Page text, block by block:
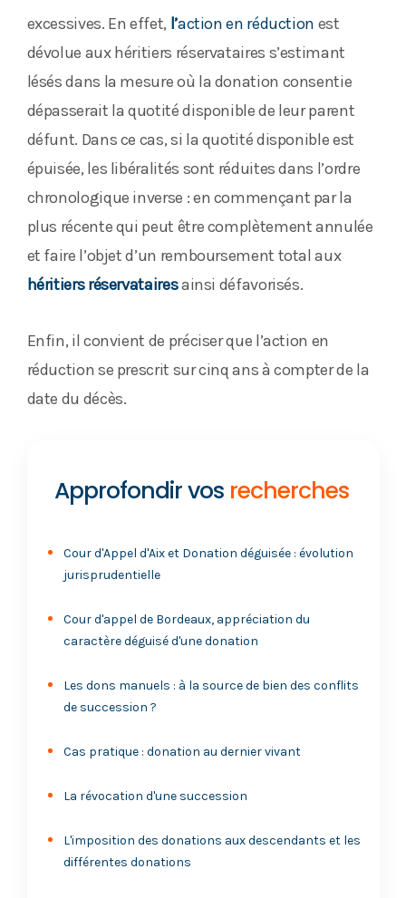
excessives. En effet, l’action en réduction est
dévolue aux héritiers réservataires s’estimant
lésés dans la mesure où la donation consentie
dépasserait la quotité disponible de leur parent
défunt. Dans ce cas, si la quotité disponible est
épuisée, les libéralités sont réduites dans l’ordre
chronologique inverse : en commençant par la
plus récente qui peut être complètement annulée
et faire l’objet d’un remboursement total aux
héritiers réservatairesainsi défavorisés.
Enfin, il convient de préciser que l’action en
réduction se prescrit sur cinq ans à compter de la
date du décès.
Approfondir vos recherches
Cour d'Appel d'Aix et Donation déguisée : évolution
jurisprudentielle
Cour d'appel de Bordeaux, appréciation du
caractère déguisé d'une donation
Les dons manuels : à la source de bien des conflits
de succession ?
Cas pratique : donation au dernier vivant
La révocation d'une succession
L'imposition des donations aux descendants et les
différentes donations